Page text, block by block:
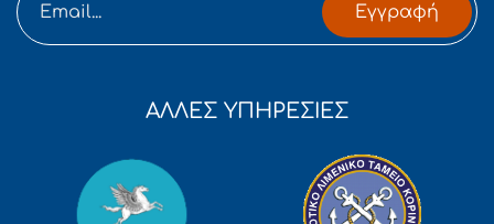
Εγγραφή
ΑΛΛΕΣ ΥΠΗΡΕΣΙΕΣ